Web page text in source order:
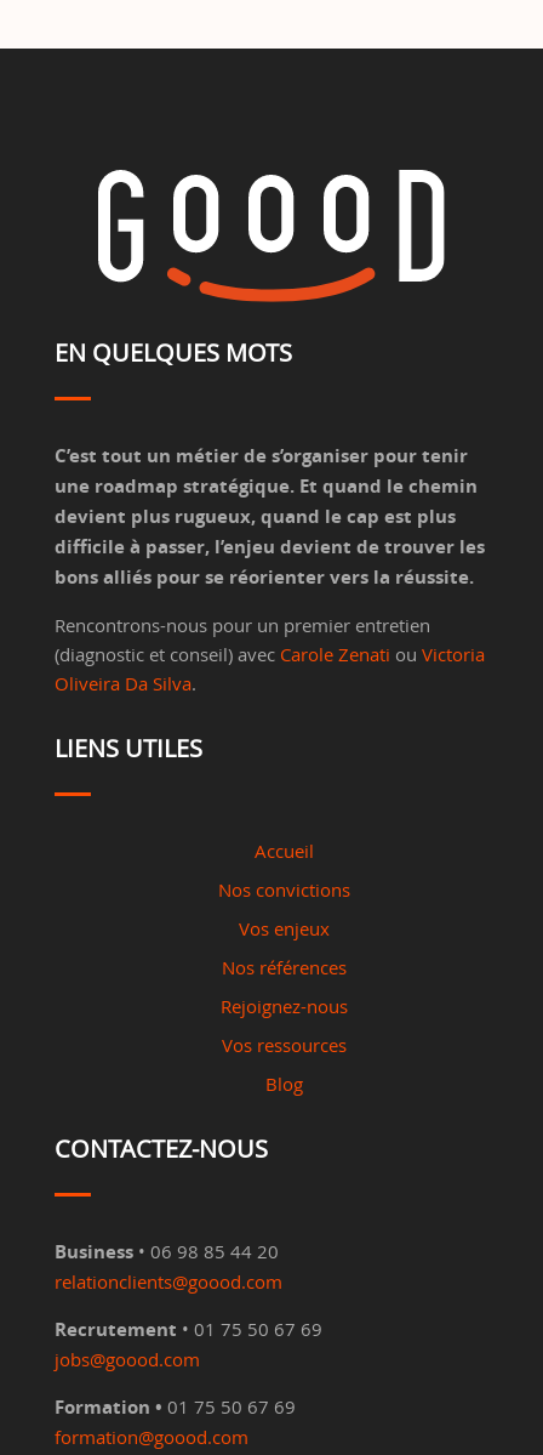
EN QUELQUES MOTS
C’est tout un métier de s’organiser pour tenir
une roadmap stratégique. Et quand le chemin
devient plus rugueux, quand le cap est plus
difficile à passer, l’enjeu devient de trouver les
bons alliés pour se réorienter vers la réussite.
Rencontrons-nous pour un premier entretien
(diagnostic et conseil) avec Carole Zenati ou Victoria
Oliveira Da Silva.
LIENS UTILES
Accueil
Nos convictions
Vos enjeux
Nos références
Rejoignez-nous
Vos ressources
Blog
CONTACTEZ-NOUS
Business • 06 98 85 44 20
relationclients@goood.com
Recrutement • 01 75 50 67 69
jobs@goood.com
Formation • 01 75 50 67 69
formation@goood.com